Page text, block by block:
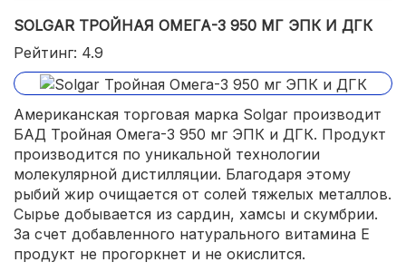
SOLGAR ТРОЙНАЯ ОМЕГА-3 950 МГ ЭПК И ДГК
Рейтинг: 4.9
Американская торговая марка Solgar производит
БАД Тройная Омега-3 950 мг ЭПК и ДГК. Продукт
производится по уникальной технологии
молекулярной дистилляции. Благодаря этому
рыбий жир очищается от солей тяжелых металлов.
Сырье добывается из сардин, хамсы и скумбрии.
За счет добавленного натурального витамина Е
продукт не прогоркнет и не окислится.